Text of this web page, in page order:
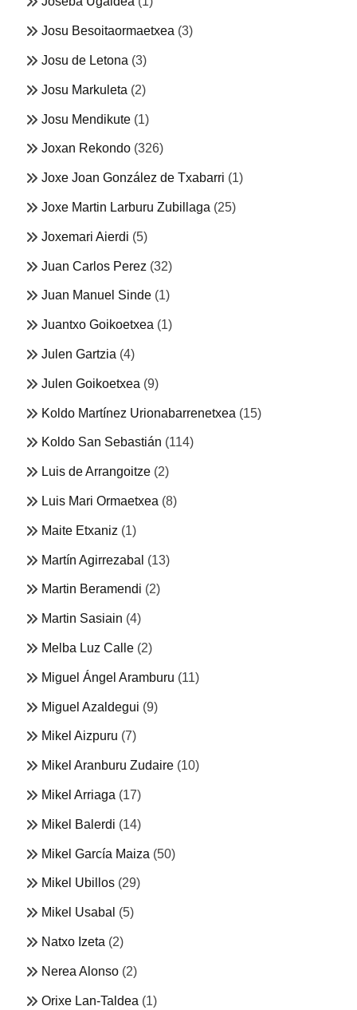
Josu Besoitaormaetxea (3)
Josu de Letona (3)
Josu Markuleta (2)
Josu Mendikute (1)
Joxan Rekondo (326)
Joxe Joan González de Txabarri (1)
Joxe Martin Larburu Zubillaga (25)
Joxemari Aierdi (5)
Juan Carlos Perez (32)
Juan Manuel Sinde (1)
Juantxo Goikoetxea (1)
Julen Gartzia (4)
Julen Goikoetxea (9)
Koldo Martínez Urionabarrenetxea (15)
Koldo San Sebastián (114)
Luis de Arrangoitze (2)
Luis Mari Ormaetxea (8)
Maite Etxaniz (1)
Martín Agirrezabal (13)
Martin Beramendi (2)
Martin Sasiain (4)
Melba Luz Calle (2)
Miguel Ángel Aramburu (11)
Miguel Azaldegui (9)
Mikel Aizpuru (7)
Mikel Aranburu Zudaire (10)
Mikel Arriaga (17)
Mikel Balerdi (14)
Mikel García Maiza (50)
Mikel Ubillos (29)
Mikel Usabal (5)
Natxo Izeta (2)
Nerea Alonso (2)
Orixe Lan-Taldea (1)